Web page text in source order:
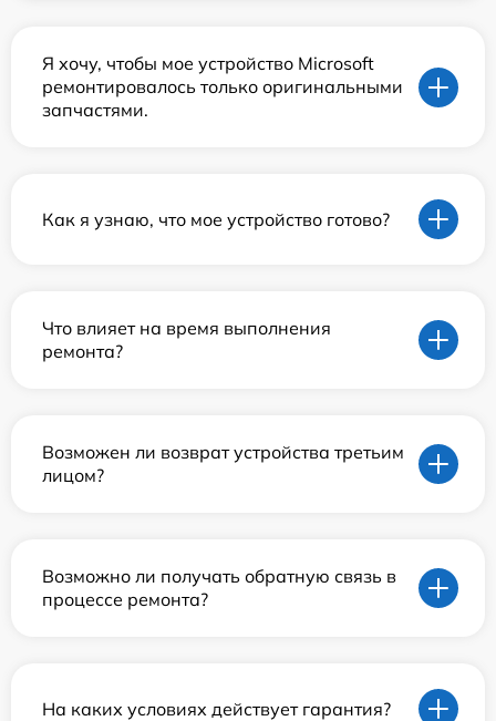
Я хочу, чтобы мое устройство Microsoft
ремонтировалось только оригинальными
запчастями.
Как я узнаю, что мое устройство готово?
Что влияет на время выполнения
ремонта?
Возможен ли возврат устройства третьим
лицом?
Возможно ли получать обратную связь в
процессе ремонта?
На каких условиях действует гарантия?